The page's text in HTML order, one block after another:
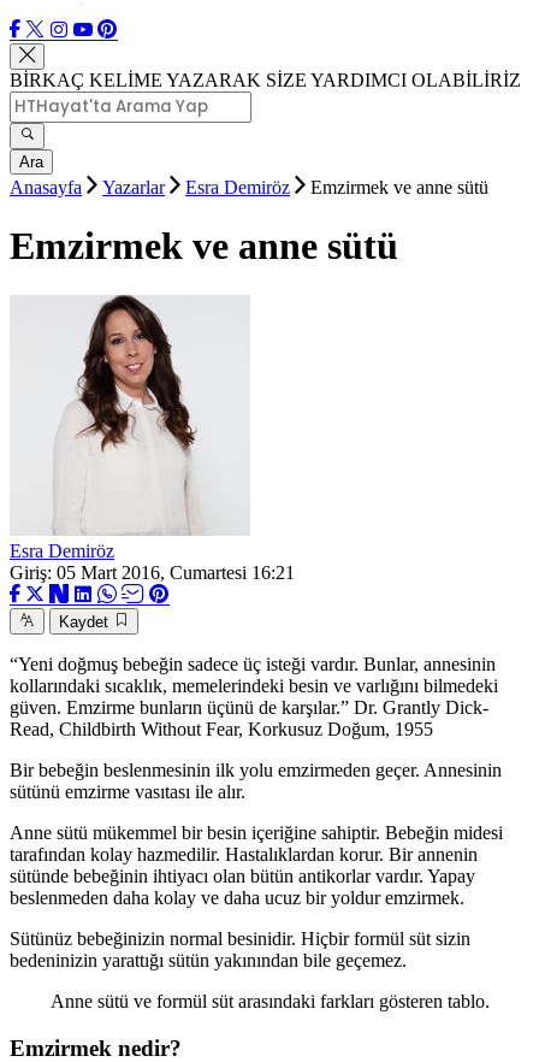
BİRKAÇ KELİME YAZARAK SİZE YARDIMCI OLABİLİRİZ
Ara
Anasayfa Yazarlar Esra Demiröz Emzirmek ve anne sütü
Emzirmek ve anne sütü
Esra Demiröz
Giriş: 05 Mart 2016, Cumartesi 16:21
Kaydet
“Yeni doğmuş bebeğin sadece üç isteği vardır. Bunlar, annesinin
kollarındaki sıcaklık, memelerindeki besin ve varlığını bilmedeki
güven. Emzirme bunların üçünü de karşılar.” Dr. Grantly Dick-
Read, Childbirth Without Fear, Korkusuz Doğum, 1955
Bir bebeğin beslenmesinin ilk yolu emzirmeden geçer. Annesinin
sütünü emzirme vasıtası ile alır.
Anne sütü mükemmel bir besin içeriğine sahiptir. Bebeğin midesi
tarafından kolay hazmedilir. Hastalıklardan korur. Bir annenin
sütünde bebeğinin ihtiyacı olan bütün antikorlar vardır. Yapay
beslenmeden daha kolay ve daha ucuz bir yoldur emzirmek.
Sütünüz bebeğinizin normal besinidir. Hiçbir formül süt sizin
bedeninizin yarattığı sütün yakınından bile geçemez.
Anne sütü ve formül süt arasındaki farkları gösteren tablo.
Emzirmek nedir?